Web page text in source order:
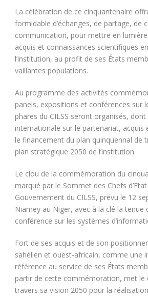
La célébration de ce cinquantenaire
formidable d’échanges, de partage, de
communication, pour mettre en
acquis et connaissances scientifiques
l’institution, au profit de ses États
vaillantes populations.
Au programme des activités
panels, expositions et conférences sur
phares du CILSS seront organisés,
internationale sur le partenariat, acquis
le financement du plan quinquennal de
plan stratégique 2050 de l’institution.
Le clou de la commémoration du
marqué par le Sommet des Chefs
Gouvernement du CILSS, prévu le 12
Niamey au Niger, avec à la clé la tenue
conférence sur les systèmes
Fort de ses acquis et de son
sahélien et ouest-africain, comme une
référence au service de ses États
partir de cette commémoration, met le
travers sa vision 2050 pour la